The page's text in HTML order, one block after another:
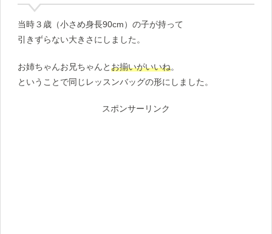
当時３歳（小さめ身長90cm）の子が持って
引きずらない大きさにしました。
お姉ちゃんお兄ちゃんとお揃いがいいね。
ということで同じレッスンバッグの形にしました。
スポンサーリンク